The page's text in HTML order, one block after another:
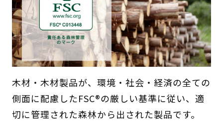
木材・木材製品が、環境・社会・経済の全ての
側面に配慮したFSC®の厳しい基準に従い、適
切に管理された森林から出された製品です。